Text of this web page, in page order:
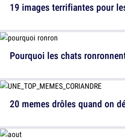
Pourquoi les chats
19 images terrifiantes pour
20 memes drôles quand on